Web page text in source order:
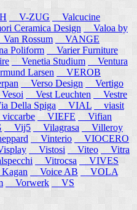
V-ZUG
Valcucine
Ceramica Design
Valoa by
Rossum
VANGE
Poliform
Varier Furniture
Venetia Studium
Ventura
Larsen
VEROB
Verso Design
Vertigo
Vest Leuchten
Vestre
Della Spiga VIAL
viasit
VIEFE
Vifian
Vij5 Vilagrasa
Villeroy
Vinterio
VIOCERO
Vistosi Viteo
Vitra
Vitrocsa
VIVES
Voice AB
VOLA
Vorwerk VS